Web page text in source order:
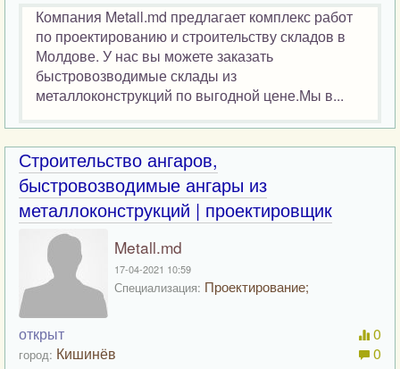
Компания Metall.md предлагает комплекс работ
по проектированию и строительству складов в
Молдове. У нас вы можете заказать
быстровозводимые склады из
металлоконструкций по выгодной цене.Мы в...
Строительство ангаров,
быстровозводимые ангары из
металлоконструкций | проектировщик
Metall.md
17-04-2021 10:59
Специализация: Проектирование;
открыт
город: Кишинёв
0
0